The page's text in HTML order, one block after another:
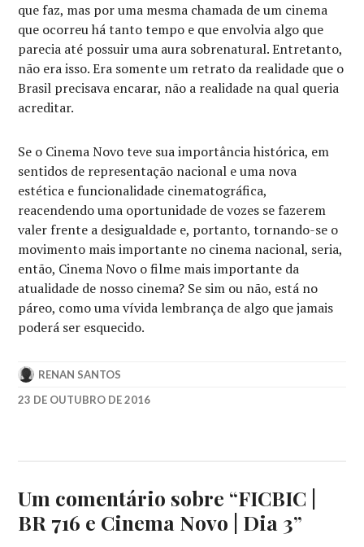
que faz, mas por uma mesma chamada de um cinema
que ocorreu há tanto tempo e que envolvia algo que
parecia até possuir uma aura sobrenatural. Entretanto,
não era isso. Era somente um retrato da realidade que o
Brasil precisava encarar, não a realidade na qual queria
acreditar.
Se o Cinema Novo teve sua importância histórica, em
sentidos de representação nacional e uma nova
estética e funcionalidade cinematográfica,
reacendendo uma oportunidade de vozes se fazerem
valer frente a desigualdade e, portanto, tornando-se o
movimento mais importante no cinema nacional, seria,
então, Cinema Novo o filme mais importante da
atualidade de nosso cinema? Se sim ou não, está no
páreo, como uma vívida lembrança de algo que jamais
poderá ser esquecido.
RENAN SANTOS
23 DE OUTUBRO DE 2016
716
CINEMA
NOVO ,
Um comentário sobre “FICBIC |
BR 716 e Cinema Novo | Dia 3”